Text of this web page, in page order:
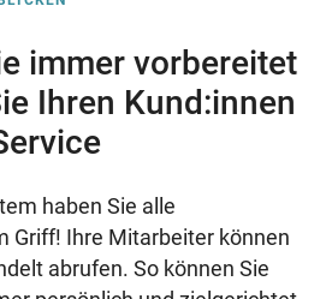
immer vorbereitet
Ihren Kund:innen
haben Sie alle
Griff! Ihre Mitarbeiter können
abrufen. So können Sie